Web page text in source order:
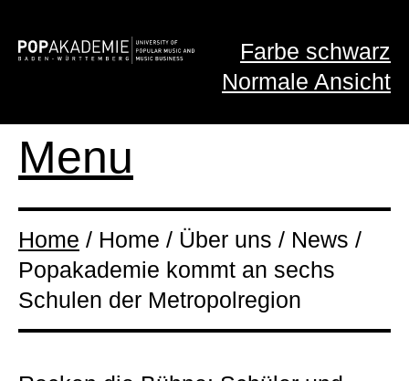
Farbe schwarz
Normale Ansicht
Menu
Home / Home / Über uns / News /
Popakademie kommt an sechs
Schulen der Metropol­region